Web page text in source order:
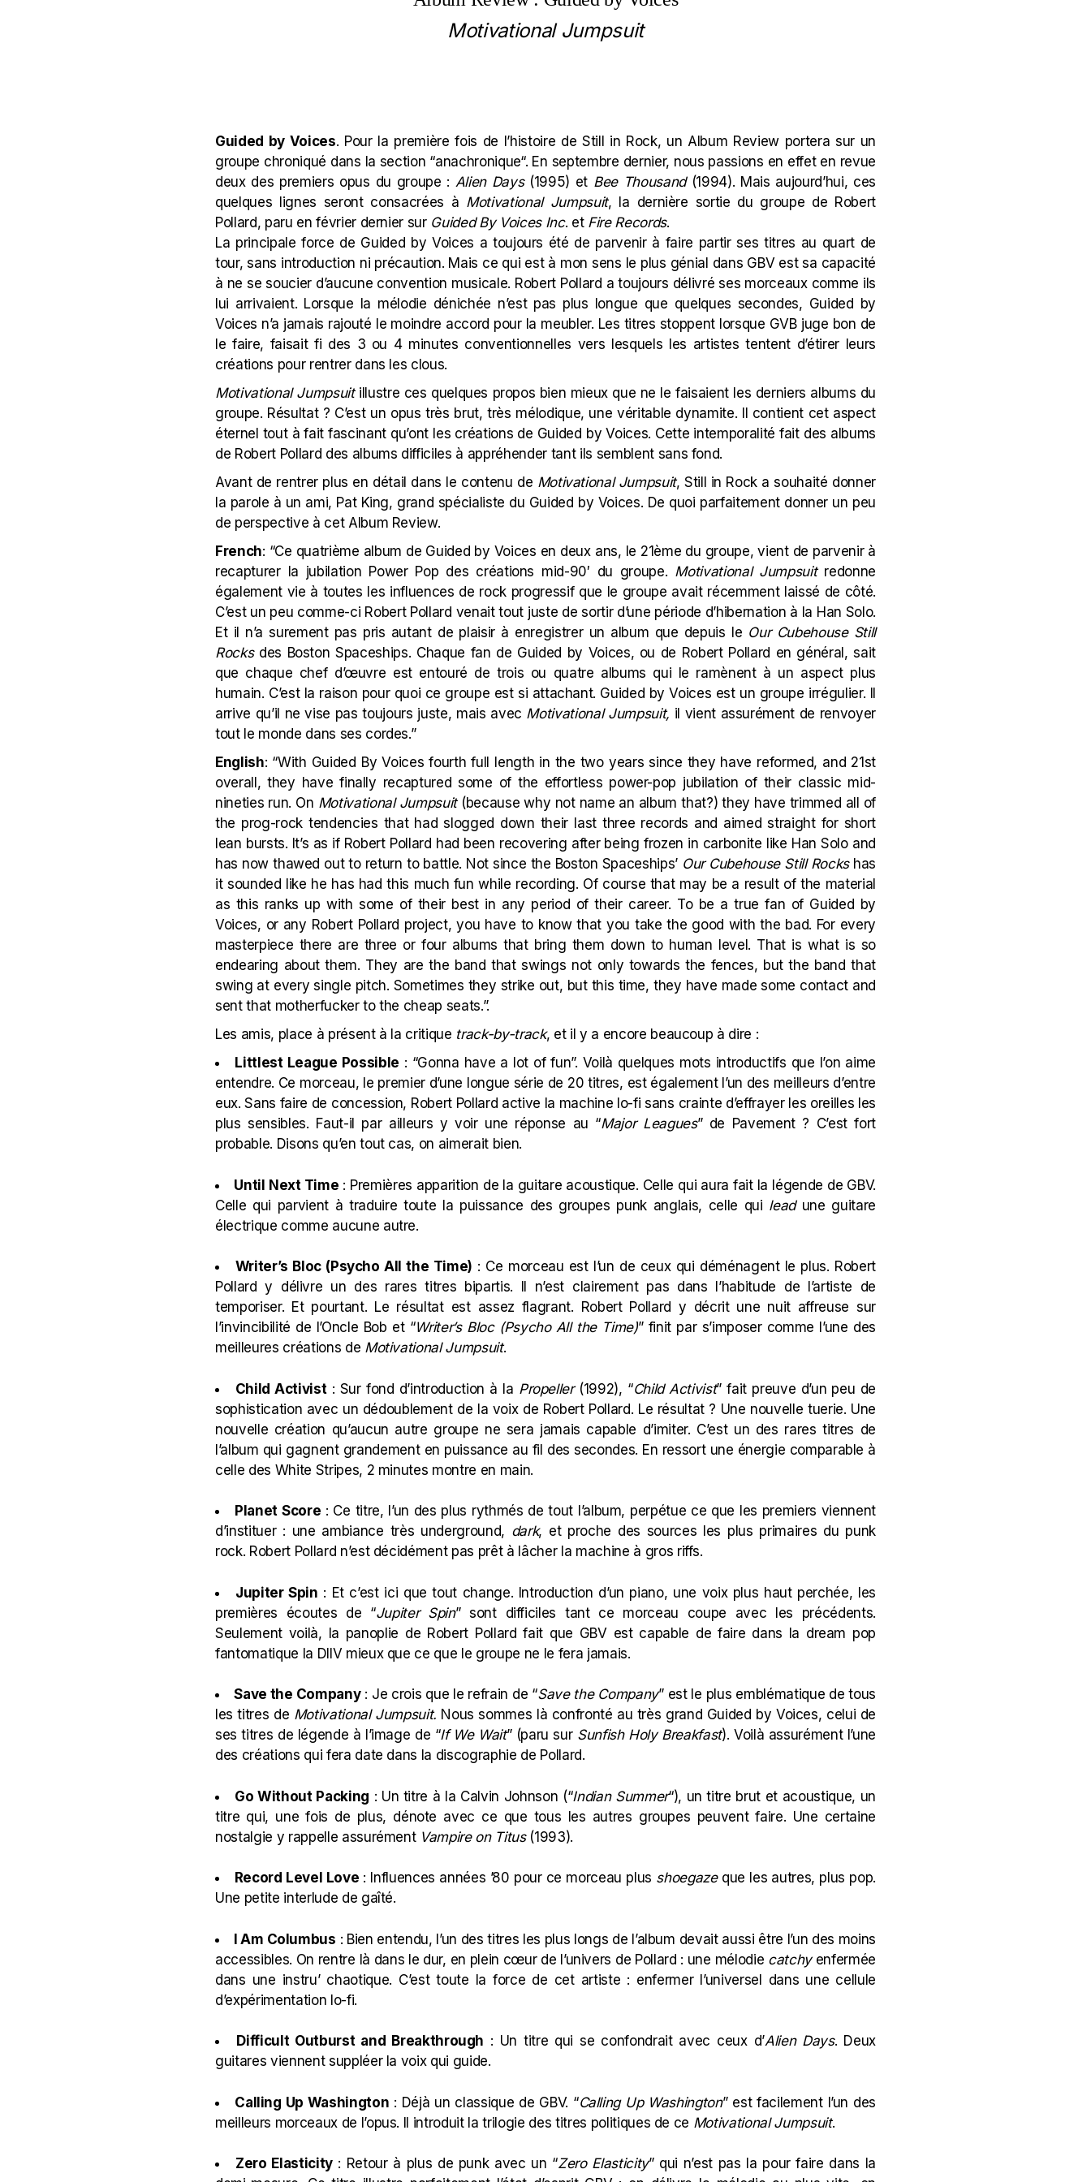
Motivational Jumpsuit
Guided by Voices. Pour la première fois de l’histoire de Still in Rock, un Album Review portera sur un
groupe chroniqué dans la section “anachronique“. En septembre dernier, nous passions en effet en revue
deux des premiers opus du groupe : Alien Days(1995) et Bee Thousand (1994). Mais aujourd’hui, ces
quelques lignes seront consacrées à Motivational Jumpsuit, la dernière sortie du groupe de Robert
Pollard, paru en février dernier sur Guided By Voices Inc. et Fire Records.
La principale force de Guided by Voices a toujours été de parvenir à faire partir ses titres au quart de
tour, sans introduction ni précaution. Mais ce qui est à mon sens le plus génial dans GBV est sa capacité
à ne se soucier d’aucune convention musicale. Robert Pollard a toujours délivré ses morceaux comme ils
lui arrivaient. Lorsque la mélodie dénichée n’est pas plus longue que quelques secondes, Guided by
Voices n’a jamais rajouté le moindre accord pour la meubler. Les titres stoppent lorsque GVB juge bon de
le faire, faisait fi des 3 ou 4 minutes conventionnelles vers lesquels les artistes tentent d’étirer leurs
créations pour rentrer dans les clous.
Motivational Jumpsuitillustre ces quelques propos bien mieux que ne le faisaient les derniers albums du
groupe. Résultat ? C’est un opus très brut, très mélodique, une véritable dynamite. Il contient cet aspect
éternel tout à fait fascinant qu’ont les créations de Guided by Voices. Cette intemporalité fait des albums
de Robert Pollard des albums difficiles à appréhender tant ils semblent sans fond.
Avant de rentrer plus en détail dans le contenu de Motivational Jumpsuit, Still in Rock a souhaité donner
la parole à un ami, Pat King, grand spécialiste du Guided by Voices. De quoi parfaitement donner un peu
de perspective à cet Album Review.
French: “Ce quatrième album de Guided by Voices en deux ans, le 21ème du groupe, vient de parvenir à
recapturer la jubilation Power Pop des créations mid-90′ du groupe. Motivational Jumpsuit redonne
également vie à toutes les influences de rock progressif que le groupe avait récemment laissé de côté.
C’est un peu comme-ci Robert Pollard venait tout juste de sortir d’une période d’hibernation à la Han Solo.
Et il n’a surement pas pris autant de plaisir à enregistrer un album que depuis le Our Cubehouse Still
Rocks des Boston Spaceships. Chaque fan de Guided by Voices, ou de Robert Pollard en général, sait
que chaque chef d’œuvre est entouré de trois ou quatre albums qui le ramènent à un aspect plus
humain. C’est la raison pour quoi ce groupe est si attachant. Guided by Voices est un groupe irrégulier. Il
arrive qu’il ne vise pas toujours juste, mais avec Motivational Jumpsuit, il vient assurément de renvoyer
tout le monde dans ses cordes.”
English: “With Guided By Voices fourth full length in the two years since they have reformed, and 21st
overall, they have finally recaptured some of the effortless power-pop jubilation of their classic mid-
nineties run. On Motivational Jumpsuit (because why not name an album that?) they have trimmed all of
the prog-rock tendencies that had slogged down their last three records and aimed straight for short
lean bursts. It’s as if Robert Pollard had been recovering after being frozen in carbonite like Han Solo and
has now thawed out to return to battle. Not since the Boston Spaceships’ Our Cubehouse Still Rocks has
it sounded like he has had this much fun while recording. Of course that may be a result of the material
as this ranks up with some of their best in any period of their career. To be a true fan of Guided by
Voices, or any Robert Pollard project, you have to know that you take the good with the bad. For every
masterpiece there are three or four albums that bring them down to human level. That is what is so
endearing about them. They are the band that swings not only towards the fences, but the band that
swing at every single pitch. Sometimes they strike out, but this time, they have made some contact and
sent that motherfucker to the cheap seats.”.
Les amis, place à présent à la critique track-by-track, et il y a encore beaucoup à dire :
Littlest League Possible : “Gonna have a lot of fun”. Voilà quelques mots introductifs que l’on aime
entendre. Ce morceau, le premier d’une longue série de 20 titres, est également l’un des meilleurs d’entre
eux. Sans faire de concession, Robert Pollard active la machine lo-fi sans crainte d’effrayer les oreilles les
plus sensibles. Faut-il par ailleurs y voir une réponse au “Major Leagues” de Pavement ? C’est fort
probable. Disons qu’en tout cas, on aimerait bien.
Until Next Time : Premières apparition de la guitare acoustique. Celle qui aura fait la légende de GBV.
Celle qui parvient à traduire toute la puissance des groupes punk anglais, celle qui leadune guitare
électrique comme aucune autre.
Writer’s Bloc (Psycho All the Time) : Ce morceau est l’un de ceux qui déménagent le plus. Robert
Pollard y délivre un des rares titres bipartis. Il n’est clairement pas dans l’habitude de l’artiste de
temporiser. Et pourtant. Le résultat est assez flagrant. Robert Pollard y décrit une nuit affreuse sur
l’invincibilité de l’Oncle Bob et “Writer’s Bloc (Psycho All the Time)” finit par s’imposer comme l’une des
meilleures créations de Motivational Jumpsuit.
Child Activist : Sur fond d’introduction à la Propeller(1992), “Child Activist” fait preuve d’un peu de
sophistication avec un dédoublement de la voix de Robert Pollard. Le résultat ? Une nouvelle tuerie. Une
nouvelle création qu’aucun autre groupe ne sera jamais capable d’imiter. C’est un des rares titres de
l’album qui gagnent grandement en puissance au fil des secondes. En ressort une énergie comparable à
celle des White Stripes, 2 minutes montre en main.
Planet Score : Ce titre, l’un des plus rythmés de tout l’album, perpétue ce que les premiers viennent
d’instituer : une ambiance très underground, dark, et proche des sources les plus primaires du punk
rock. Robert Pollard n’est décidément pas prêt à lâcher la machine à gros riffs.
Jupiter Spin : Et c’est ici que tout change. Introduction d’un piano, une voix plus haut perchée, les
premières écoutes de “Jupiter Spin” sont difficiles tant ce morceau coupe avec les précédents.
Seulement voilà, la panoplie de Robert Pollard fait que GBV est capable de faire dans la dream pop
fantomatique la DIIVmieux que ce que le groupe ne le fera jamais.
Save the Company: Je crois que le refrain de “Save the Company” est le plus emblématique de tous
les titres de Motivational Jumpsuit. Nous sommes là confronté au très grand Guided by Voices, celui de
ses titres de légende à l’image de “If We Wait” (paru sur Sunfish Holy Breakfast). Voilà assurément l’une
des créations qui fera date dans la discographie de Pollard.
Go Without Packing : Un titre à la Calvin Johnson (“Indian Summer“), un titre brut et acoustique, un
titre qui, une fois de plus, dénote avec ce que tous les autres groupes peuvent faire. Une certaine
nostalgie y rappelle assurément Vampire on Titus(1993).
Record Level Love : Influences années ’80 pour ce morceau plus shoegazeque les autres, plus pop.
Une petite interlude de gaîté.
I Am Columbus : Bien entendu, l’un des titres les plus longs de l’album devait aussi être l’un des moins
accessibles. On rentre là dans le dur, en plein cœur de l’univers de Pollard : une mélodie catchyenfermée
dans une instru’ chaotique. C’est toute la force de cet artiste : enfermer l’universel dans une cellule
d’expérimentation lo-fi.
Difficult Outburst and Breakthrough : Un titre qui se confondrait avec ceux d’Alien Days. Deux
guitares viennent suppléer la voix qui guide.
Calling Up Washington : Déjà un classique de GBV. “Calling Up Washington” est facilement l’un des
meilleurs morceaux de l’opus. Il introduit la trilogie des titres politiques de ce Motivational Jumpsuit.
Zero Elasticity: Retour à plus de punk avec un “Zero Elasticity” qui n’est pas la pour faire dans la